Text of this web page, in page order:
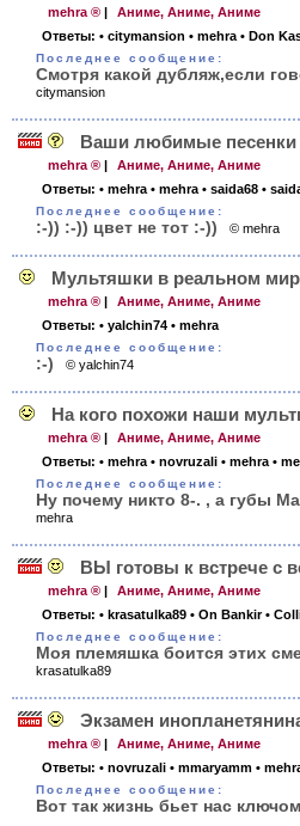
mehra ® |
Аниме, Аниме, Аниме
Ответы: • citymansion • mehra • Don
Последнее сообщение:
Смотря какой дубляж,если
citymansion
Ваши любимые песенки
mehra ® |
Аниме, Аниме, Аниме
Ответы: • mehra • mehra • saida68 •
Последнее сообщение:
:-)) :-)) цвет не тот :-)) © mehra
Мультяшки в реальном
mehra ® |
Аниме, Аниме, Аниме
Ответы: • yalchin74 • mehra
Последнее сообщение:
:-) © yalchin74
На кого похожи наши
mehra ® |
Аниме, Аниме, Аниме
Ответы: • mehra • novruzali • mehra •
Последнее сообщение:
Ну почему никто 8-. , а губы
mehra
ВЫ готовы к встрече с
mehra ® |
Аниме, Аниме, Аниме
Ответы: • krasatulka89 • On Bankir •
Последнее сообщение:
Моя племяшка боится этих
krasatulka89
Экзамен
mehra ® |
Аниме, Аниме, Аниме
Ответы: • novruzali • mmaryamm •
Последнее сообщение:
Вот так жизнь бьет нас